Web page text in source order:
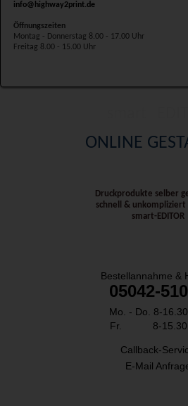
info@highway2print.de
Öffnungszeiten
Montag - Donnerstag 8.00 - 17.00 Uhr
Freitag 8.00 - 15.00 Uhr
ONLINE
Druckprodukte selber
schnell &
smart-EDITOR
Bestellannahme &
05042-
Mo. - Do. 8-
Fr. 8-15.30
Callback-
E-Mail